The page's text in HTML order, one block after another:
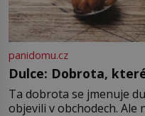
panidomu.cz
Dulce: Dobrota,
Ta dobrota se jmenuje
objevili v obchodech. Ale